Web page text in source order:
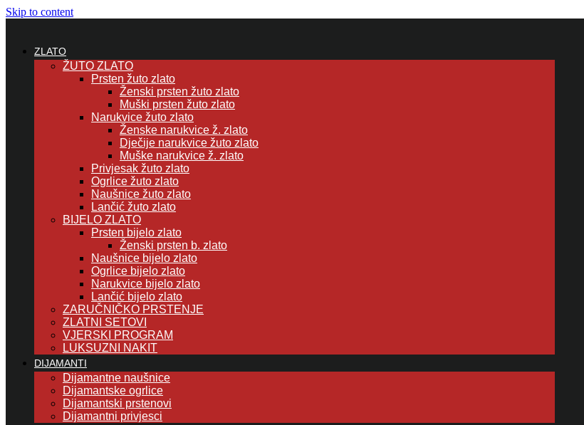
Skip to content
ZLATO
ŽUTO ZLATO
Prsten žuto zlato
Ženski prsten žuto zlato
Muški prsten žuto zlato
Narukvice žuto zlato
Ženske narukvice ž. zlato
Dječije narukvice žuto zlato
Muške narukvice ž. zlato
Privjesak žuto zlato
Ogrlice žuto zlato
Naušnice žuto zlato
Lančić žuto zlato
BIJELO ZLATO
Prsten bijelo zlato
Ženski prsten b. zlato
Naušnice bijelo zlato
Ogrlice bijelo zlato
Narukvice bijelo zlato
Lančić bijelo zlato
ZARUČNIČKO PRSTENJE
ZLATNI SETOVI
VJERSKI PROGRAM
LUKSUZNI NAKIT
DIJAMANTI
Dijamantne naušnice
Dijamantske ogrlice
Dijamantski prstenovi
Dijamantni privjesci